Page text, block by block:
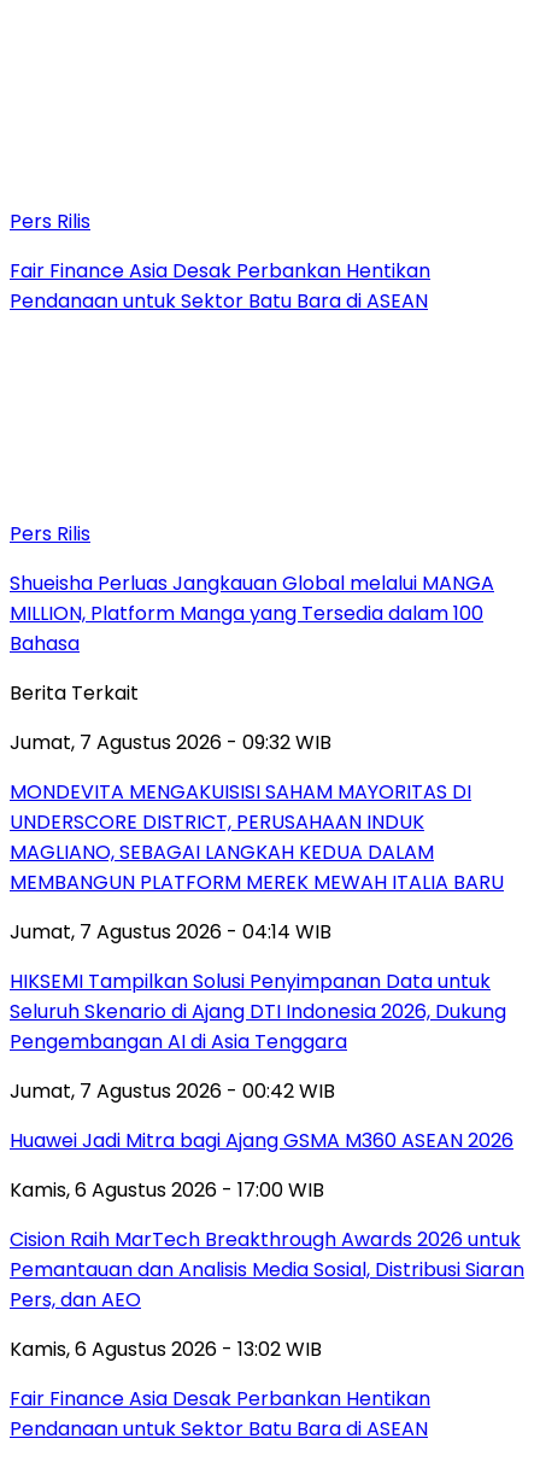
Pers Rilis
Fair Finance Asia Desak Perbankan Hentikan
Pendanaan untuk Sektor Batu Bara di ASEAN
Pers Rilis
Shueisha Perluas Jangkauan Global melalui MANGA
MILLION, Platform Manga yang Tersedia dalam 100
Bahasa
Berita Terkait
Jumat, 7 Agustus 2026 - 09:32 WIB
MONDEVITA MENGAKUISISI SAHAM MAYORITAS DI
UNDERSCORE DISTRICT, PERUSAHAAN INDUK
MAGLIANO, SEBAGAI LANGKAH KEDUA DALAM
MEMBANGUN PLATFORM MEREK MEWAH ITALIA BARU
Jumat, 7 Agustus 2026 - 04:14 WIB
HIKSEMI Tampilkan Solusi Penyimpanan Data untuk
Seluruh Skenario di Ajang DTI Indonesia 2026, Dukung
Pengembangan AI di Asia Tenggara
Jumat, 7 Agustus 2026 - 00:42 WIB
Huawei Jadi Mitra bagi Ajang GSMA M360 ASEAN 2026
Kamis, 6 Agustus 2026 - 17:00 WIB
Cision Raih MarTech Breakthrough Awards 2026 untuk
Pemantauan dan Analisis Media Sosial, Distribusi Siaran
Pers, dan AEO
Kamis, 6 Agustus 2026 - 13:02 WIB
Fair Finance Asia Desak Perbankan Hentikan
Pendanaan untuk Sektor Batu Bara di ASEAN